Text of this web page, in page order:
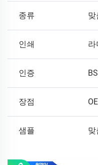
종류 맞
인쇄 라
인증
장점
샘플 맞